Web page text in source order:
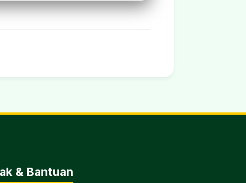
& Bantuan